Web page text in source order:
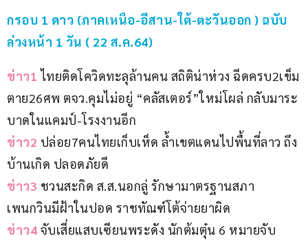
กรอบ 1 ดาว (ภาคเหนือ-อีสาน-ใต้-ตะวันออก ) ฉบับ
ล่วงหน้า 1 วัน ( 22 ส.ค.64)
ข่าว1 ไทยติดโควิดทะลุล้านคน สถิติน่าห่วง ฉีดครบ2เข็ม
ตาย26ศพ ตจว.คุมไม่อยู่ “คลัสเตอร์”ใหม่โผล่ กลับมาระ
บาดในแคมป์-โรงงานอีก
ข่าว2 ปล่อย7คนไทยเก็บเห็ด ล้ำเขตแดนไปพื้นที่ลาว ถึง
บ้านเกิด ปลอดภัยดี
ข่าว3 ชวนสะกิด ส.ส.นอกลู่ รักษามาตรฐานสภา
เพนกวินมีฝ้าในปอด ราชทัณฑ์โต้จ่ายยาผิด
ข่าว4 จับเสี่ยแสบเซียนพระดัง นักต้มตุ๋น 6 หมายจับ